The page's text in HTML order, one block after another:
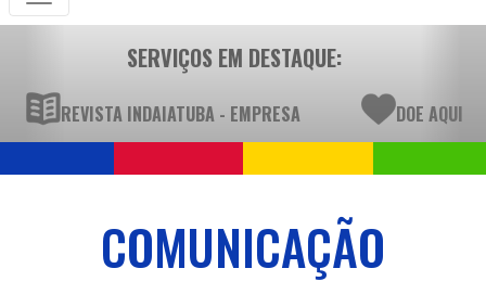
SERVIÇOS EM DESTAQUE:
REVISTA INDAIATUBA - EMPRESA DOE AQUI
COMUNICAÇÃO